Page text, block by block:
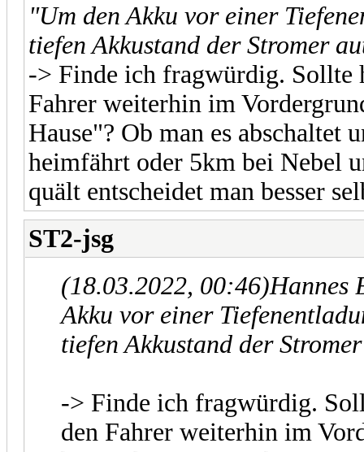
"Um den Akku vor einer
tiefen Akkustand der Stromer
-> Finde ich fragwürdig. Sollte
Fahrer weiterhin im
Hause"? Ob man es abschaltet
heimfährt oder 5km bei Nebel
quält entscheidet man besser
ST2-jsg
(18.03.2022, 00:46)Hannes
Akku vor einer
tiefen Akkustand der
-> Finde ich fragwürdig.
den Fahrer weiterhin im